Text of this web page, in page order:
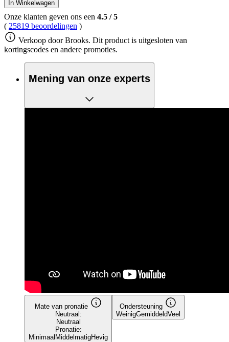
In Winkelwagen
Onze klanten geven ons een 4.5 /5
( 25819 beoordelingen )
Verkoop door Brooks. Dit product is uitgesloten van
kortingscodes en andere promoties.
Mening van onze experts
Mate van pronatie
Neutraal:
Neutraal
Pronatie:
Minimaal MiddelmatigHevig
Ondersteuning
WeinigGemiddeldVeel